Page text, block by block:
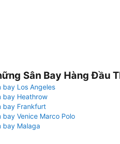
Sân Bay Hàng Đầu
bay Los Angeles
bay Heathrow
bay Frankfurt
bay Venice Marco Polo
bay Malaga